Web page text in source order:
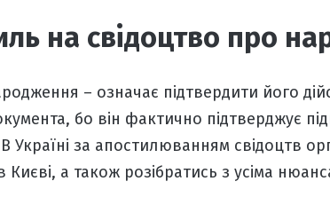
на свідоцтво про
– означає підтвердити його
бо він фактично підтверджує
Україні за апостилюванням свідоцтв
Києві, а також розібратись з усіма